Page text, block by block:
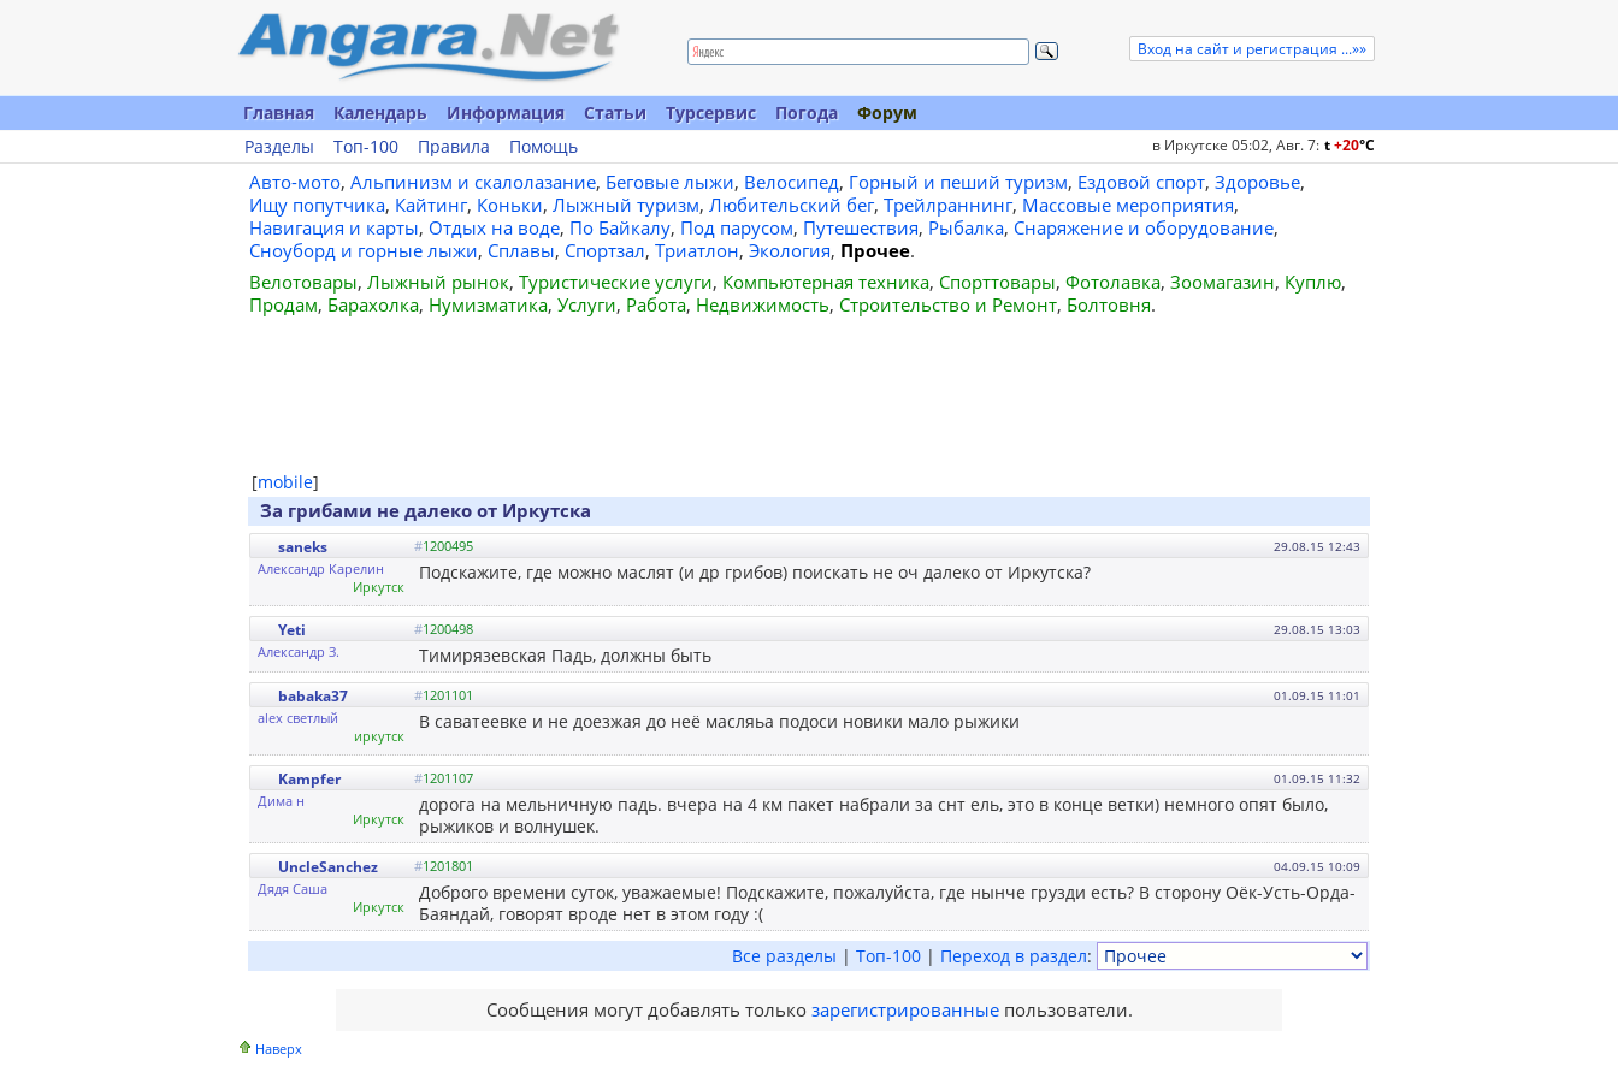
Вход на сайт и регистрация ...»»
Главная Календарь Информация Статьи Турсервис Погода
Форум
Разделы
Топ-100 Правила Помощь в Иркутске 05:02, Авг. 7: t+20°C
Авто-мото, Альпинизм и скалолазание, Беговые лыжи, Велосипед, Горный и пеший туризм, Ездовой спорт, Здоровье,
Ищу попутчика, Кайтинг, Коньки, Лыжный туризм, Любительский бег, Трейлраннинг, Массовые мероприятия,
Навигация и карты, Отдых на воде, По Байкалу, Под парусом, Путешествия, Рыбалка, Снаряжение и оборудование,
Сноуборд и горные лыжи, Сплавы, Спортзал, Триатлон, Экология, Прочее.
Велотовары, Лыжный рынок, Туристические услуги, Компьютерная техника, Спорттовары, Фотолавка, Зоомагазин, Куплю,
Продам, Барахолка, Нумизматика, Услуги, Работа, Недвижимость, Строительство и Ремонт, Болтовня.
[mobile]
За грибами не далеко от Иркутска
29.08.15 12:43
saneks #1200495
Александр Карелин
Иркутск
Подскажите, где можно маслят (и др грибов) поискать не оч далеко от Иркутска?
29.08.15 13:03
Yeti #1200498
Александр З.
Тимирязевская Падь, должны быть
01.09.15 11:01
babaka37 #1201101
alex светлый
иркутск
В саватеевке и не доезжая до неё масляьа подоси новики мало рыжики
01.09.15 11:32
Kampfer #1201107
Дима н
Иркутск
дорога на мельничную падь. вчера на 4 км пакет набрали за снт ель, это в конце ветки) немного опят было,
рыжиков и волнушек.
04.09.15 10:09
UncleSanchez #1201801
Дядя Саша
Иркутск
Доброго времени суток, уважаемые! Подскажите, пожалуйста, где нынче грузди есть? В сторону Оёк-Усть-Орда-
Баяндай, говорят вроде нет в этом году :(
Все разделы | Топ-100 | Переход в раздел:
Сообщения могут добавлять только зарегистрированныепользователи.
Наверх